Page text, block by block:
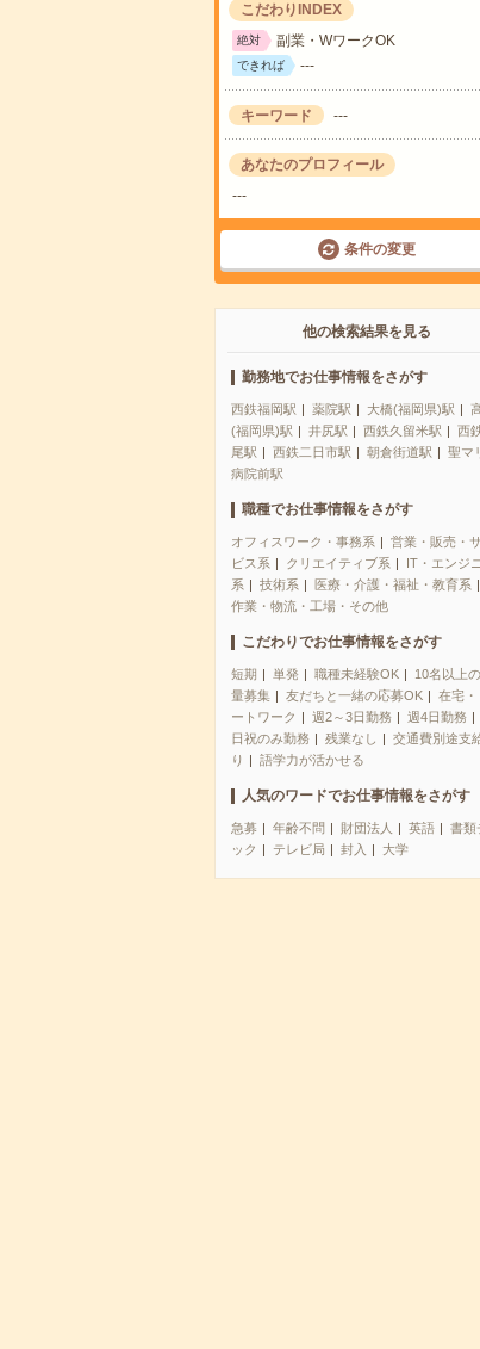
こだわりINDEX
絶対 副業・WワークOK
できれば ---
キーワード ---
あなたのプロフィール
---
条件の変更
他の検索結果を見る
勤務地でお仕事情報をさがす
西鉄福岡駅 薬院駅 大橋(福岡県)駅
(福岡県)駅
井尻駅 西鉄久留米駅
西
尾駅
西鉄二日市駅 朝倉街道駅
聖マ
病院前駅
職種でお仕事情報をさがす
オフィスワーク・事務系
営業・販売・
ビス系
クリエイティブ系
IT・エンジ
系
技術系 医療・介護・福祉・教育系
作業・物流・工場・その他
こだわりでお仕事情報をさがす
短期 単発 職種未経験OK
10名以上
量募集
友だちと一緒の応募OK
在宅・
ートワーク
週2～3日勤務 週4日勤務
日祝のみ勤務
残業なし
交通費別途支
り
語学力が活かせる
人気のワードでお仕事情報をさがす
急募 年齢不問 財団法人 英語
書類
ック
テレビ局 封入 大学